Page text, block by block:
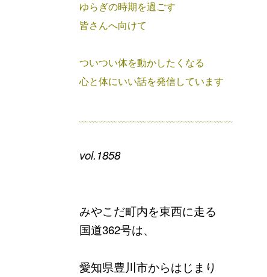
ゆらぎの時期を過ごす
皆さんへ向けて
ついつい体を動かしたくなる
心と体にいい話を発信しています
﹏﹏﹏﹏﹏﹏﹏﹏﹏﹏﹏﹏﹏﹏﹏﹏
vol.1858
みやこだ町内を東西に走る
国道362号は、
愛知県豊川市からはじまり